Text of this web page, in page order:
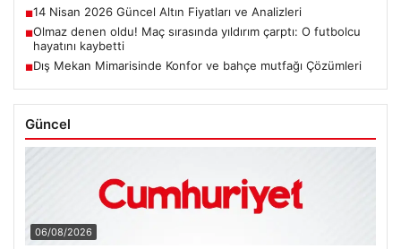
■14 Nisan 2026 Güncel Altın Fiyatları ve Analizleri
■Olmaz denen oldu! Maç sırasında yıldırım çarptı: O futbolcu
hayatını kaybetti
■Dış Mekan Mimarisinde Konfor ve bahçe mutfağı Çözümleri
Güncel
06/08/2026